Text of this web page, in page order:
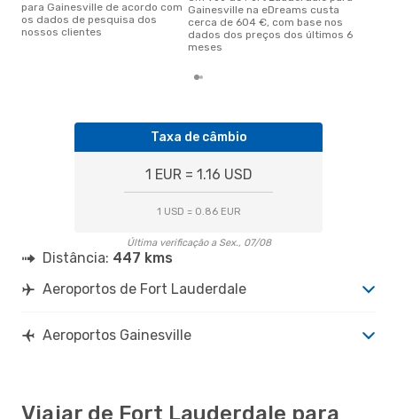
para Gainesville de acordo com
os dados de pesquisa dos
nossos clientes
Gainesville na eDreams custa
cerca de 604 €, com base nos
dados dos preços dos últimos 6
meses
Taxa de câmbio
1 EUR = 1.16 USD
1 USD = 0.86 EUR
Última verificação a Sex., 07/08
Distância: 447 kms
Aeroportos de Fort Lauderdale
Aeroportos Gainesville
Viajar de Fort Lauderdale para